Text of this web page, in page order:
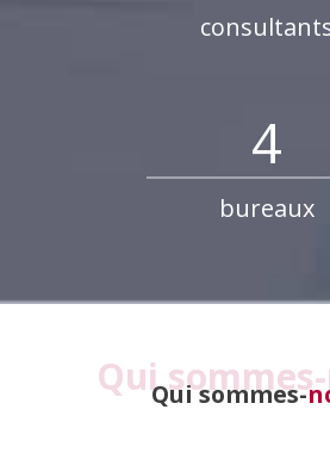
4
bureaux
QuiQui sommes-